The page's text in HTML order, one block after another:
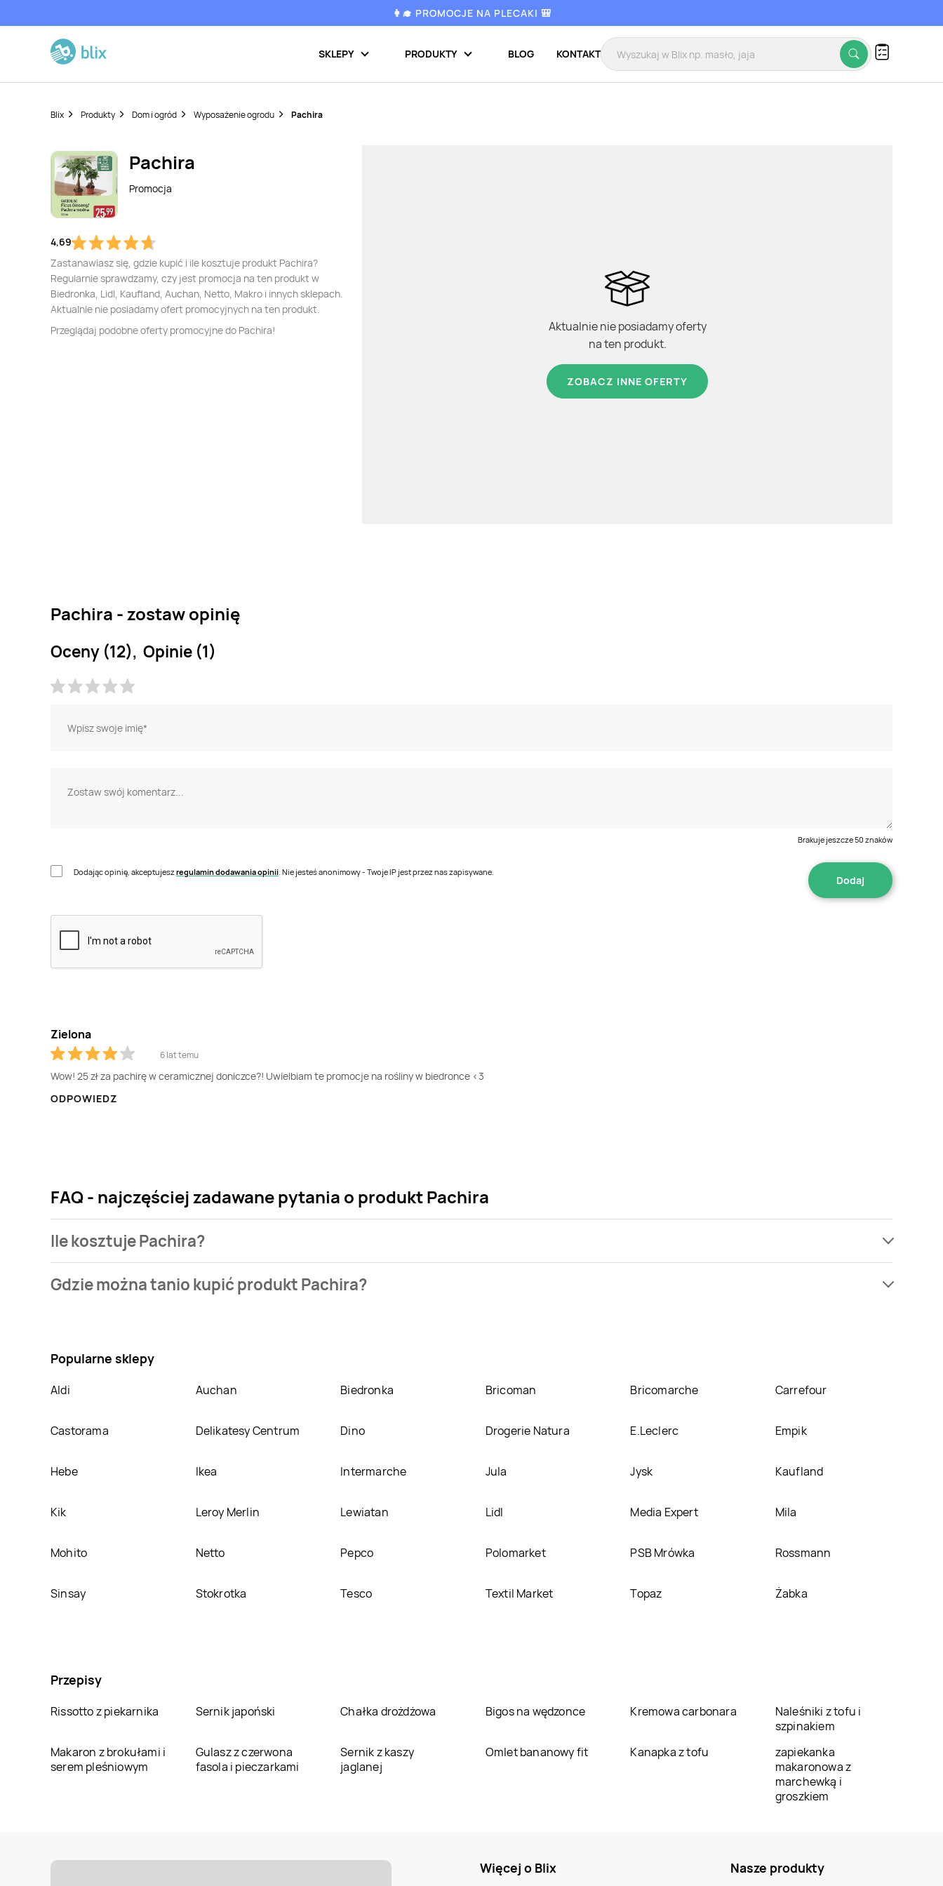
👩‍🎓 PROMOCJE NA PLECAKI 🎒
SKLEPY PRODUKTY BLOG KONTAKT
Blix Produkty Dom i ogród Wyposażenie ogrodu Pachira
Pachira
Promocja
4,69
Zastanawiasz się, gdzie kupić i ile kosztuje produkt Pachira?
Regularnie sprawdzamy, czy jest promocja na ten produkt w
Biedronka, Lidl, Kaufland, Auchan, Netto, Makro i innych sklepach.
Aktualnie nie posiadamy ofert promocyjnych na ten produkt.
Przeglądaj podobne oferty promocyjne do Pachira!
Aktualnie nie posiadamy oferty
na ten produkt.
ZOBACZ INNE OFERTY
Pachira - zostaw opinię
Oceny (12), Opinie (1)
Brakuje jeszcze50 znaków
Dodając opinię, akceptujeszregulamin dodawania opinii . Nie jesteś anonimowy - Twoje IP jest przez nas zapisywane.
Zielona
6 lat temu
Wow! 25 zł za pachirę w ceramicznej doniczce?! Uwielbiam te promocje na rośliny w biedronce <3
ODPOWIEDZ
FAQ - najczęściej zadawane pytania o produkt Pachira
Ile kosztuje Pachira?
kosztuje od 13,99 zł do 79,99 zł.
Gdzie można tanio kupić produkt Pachira?
Popularne sklepy
Aldi Auchan Biedronka Bricoman Bricomarche Carrefour
Castorama Delikatesy Centrum Dino Drogerie Natura E.Leclerc Empik
Hebe Ikea Intermarche Jula Jysk Kaufland
Kik Leroy Merlin Lewiatan Lidl Media Expert Mila
Mohito Netto Pepco Polomarket PSB Mrówka Rossmann
Sinsay Stokrotka Tesco Textil Market Topaz Żabka
Przepisy
Rissotto z piekarnika Sernik japoński Chałka drożdżowa Bigos na wędzonce Kremowa carbonara
Naleśniki z tofu i
szpinakiem
Makaron z brokułami i
serem pleśniowym
Gulasz z czerwona
fasola i pieczarkami
Sernik z kaszy
jaglanej
Omlet bananowy fit Kanapka z tofu
zapiekanka
makaronowa z
marchewką i
groszkiem
Więcej o Blix Nasze produkty